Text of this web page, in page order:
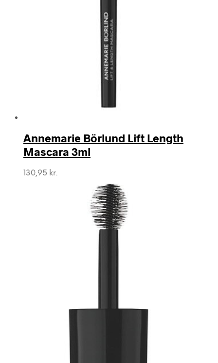
Annemarie Börlund Lift Length
Mascara 3ml
130,95 kr.